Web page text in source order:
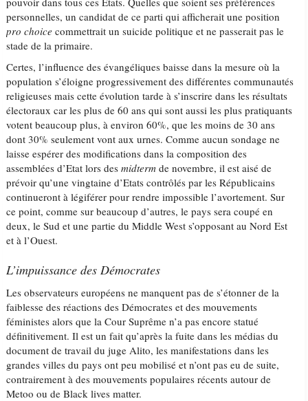
personnelles, un candidat de ce parti qui afficherait une position
pro choice commettrait un suicide politique et ne passerait pas le
stade de la primaire.
Certes, l’influence des évangéliques baisse dans la mesure où la
population s’éloigne progressivement des différentes communautés
religieuses mais cette évolution tarde à s’inscrire dans les résultats
électoraux car les plus de 60 ans qui sont aussi les plus pratiquants
votent beaucoup plus, à environ 60%, que les moins de 30 ans
dont 30% seulement vont aux urnes. Comme aucun sondage ne
laisse espérer des modifications dans la composition des
assemblées d’Etat lors desmidterm de novembre, il est aisé de
prévoir qu’une vingtaine d’Etats contrôlés par les Républicains
continueront à légiférer pour rendre impossible l’avortement. Sur
ce point, comme sur beaucoup d’autres, le pays sera coupé en
deux, le Sud et une partie du Middle West s’opposant au Nord Est
et à l’Ouest.
L’impuissance des Démocrates
Les observateurs européens ne manquent pas de s’étonner de la
faiblesse des réactions des Démocrates et des mouvements
féministes alors que la Cour Suprême n’a pas encore statué
définitivement. Il est un fait qu’après la fuite dans les médias du
document de travail du juge Alito, les manifestations dans les
grandes villes du pays ont peu mobilisé et n’ont pas eu de suite,
contrairement à des mouvements populaires récents autour de
Metoo ou de Black lives matter.